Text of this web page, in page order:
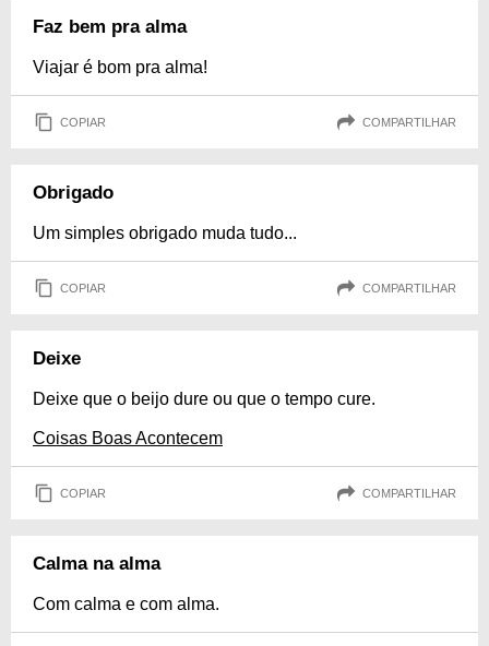
Faz bem pra alma
Viajar é bom pra alma!
COPIAR COMPARTILHAR
Obrigado
Um simples obrigado muda tudo...
COPIAR COMPARTILHAR
Deixe
Deixe que o beijo dure ou que o tempo cure.
Coisas Boas Acontecem
COPIAR COMPARTILHAR
Calma na alma
Com calma e com alma.